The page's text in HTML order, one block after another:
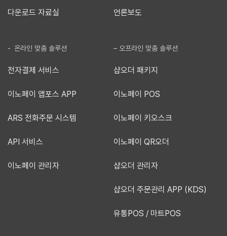
다운로드 자료실 언론보도
- 온라인 맞춤 솔루션
전자결제 서비스
이노페이 앱포스 APP
ARS 전화주문 시스템
API 서비스
이노페이 관리자
– 오프라인 맞춤 솔루션
샵오더 패키지
이노페이 POS
이노페이 키오스크
이노페이 QR오더
샵오더 관리자
샵오더 주문관리 APP (KDS)
유통POS / 마트POS